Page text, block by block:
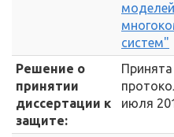
систем"
Решение о
принятии
диссертации к
защите:
июля